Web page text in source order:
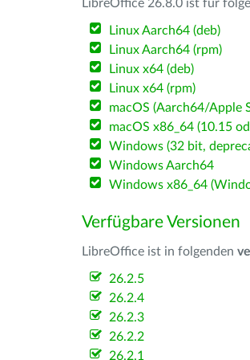
LibreOffice 26.8.0 ist für
Linux Aarch64 (deb)
Linux Aarch64 (rpm)
Linux x64 (deb)
Linux x64 (rpm)
macOS (Aarch64/Apple
macOS x86_64 (10.15
Windows (32 bit,
Windows Aarch64
Windows x86_64
Verfügbare Versionen
LibreOffice ist in folgenden
26.2.5
26.2.4
26.2.3
26.2.2
26.2.1